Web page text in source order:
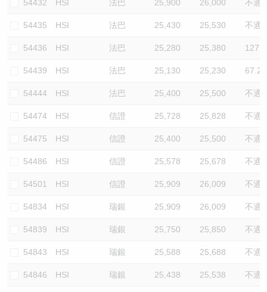
54432 HSI 法巴 25,900 26,000 不適
54435 HSI 法巴 25,430 25,530 不適
54436 HSI 法巴 25,280 25,380 127.7
54439 HSI 法巴 25,130 25,230 67.2
54444 HSI 法巴 25,400 25,500 不適
54474 HSI 信證 25,728 25,828 不適
54475 HSI 信證 25,400 25,500 不適
54486 HSI 信證 25,578 25,678 不適
54501 HSI 信證 25,909 26,009 不適
54834 HSI 瑞銀 25,909 26,009 不適
54839 HSI 瑞銀 25,750 25,850 不適
54843 HSI 瑞銀 25,588 25,688 不適
54846 HSI 瑞銀 25,438 25,538 不適